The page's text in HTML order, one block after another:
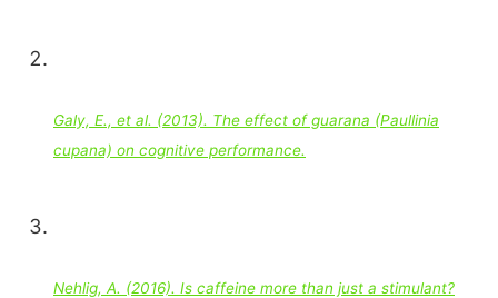
Galy, E., et al. (2013). The effect of guarana (Paullinia
cupana) on cognitive performance.
Nehlig, A. (2016). Is caffeine more than just a stimulant?